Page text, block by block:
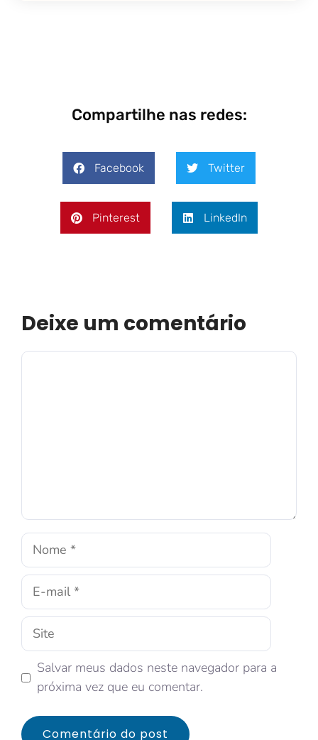
Compartilhe nas redes:
Facebook Twitter
Pinterest LinkedIn
Deixe um comentário
Salvar meus dados neste navegador para a
próxima vez que eu comentar.